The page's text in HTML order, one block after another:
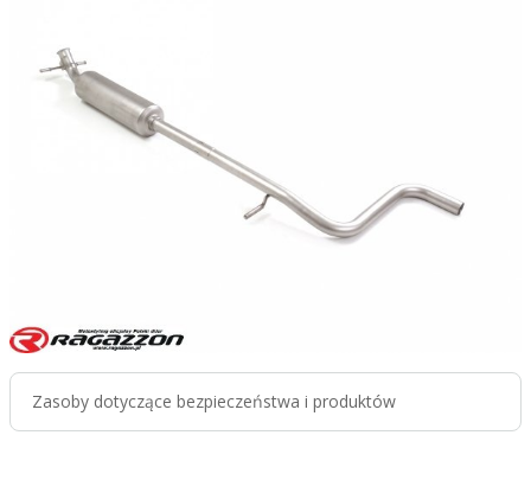
Zasoby dotyczące bezpieczeństwa i produktów